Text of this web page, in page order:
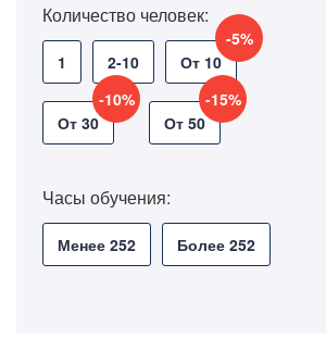
Количество человек:
1 2-10 От 10
-5%
От 30
-10%
От 50
-15%
Часы обучения:
Менее 252 Более 252